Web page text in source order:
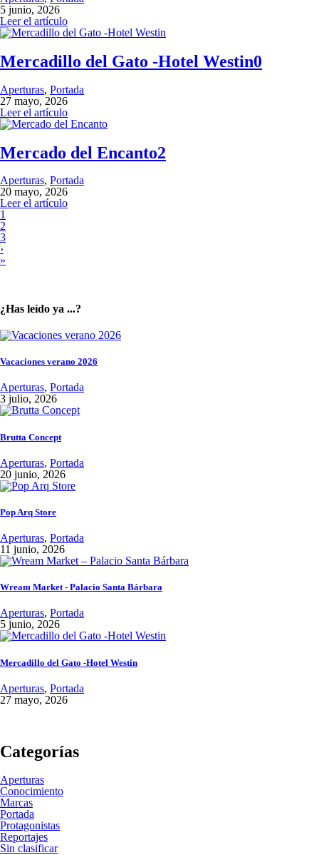
5 junio, 2026
Leer el artículo
Mercadillo del Gato -Hotel Westin0
Aperturas, Portada
27 mayo, 2026
Leer el artículo
Mercado del Encanto2
Aperturas, Portada
20 mayo, 2026
Leer el artículo
1
2
3
›
»
¿Has leído ya ...?
Vacaciones verano 2026
Aperturas, Portada
3 julio, 2026
Brutta Concept
Aperturas, Portada
20 junio, 2026
Pop Arq Store
Aperturas, Portada
11 junio, 2026
Wream Market - Palacio Santa Bárbara
Aperturas, Portada
5 junio, 2026
Mercadillo del Gato -Hotel Westin
Aperturas, Portada
27 mayo, 2026
Categorías
Aperturas
Conocimiento
Marcas
Portada
Protagonistas
Reportajes
Sin clasificar